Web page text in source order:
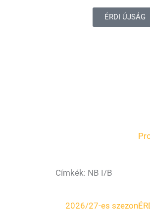
ÉRDI ÚJSÁG
Címkék: NB I/B
2026/27-es szezon